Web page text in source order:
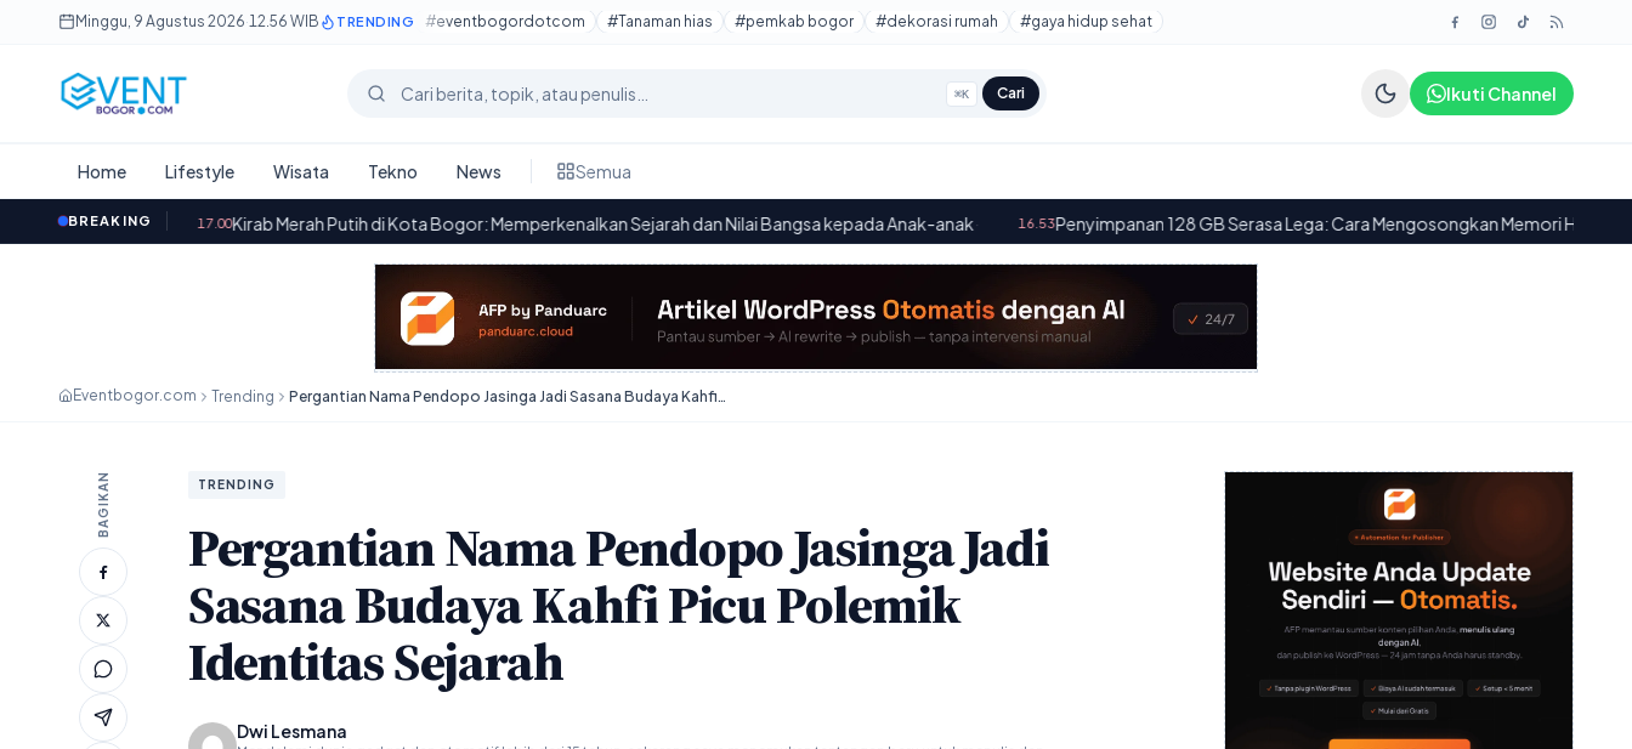
Lewati ke konten utama
Minggu, 9 Agustus 2026·12.56 WIB TRENDING #eventbogordotcom #Tanaman hias #pemkab bogor #dekorasi rumah #gaya hidup sehat
Cari berita ⌘K Cari Ikuti Channel
Home Lifestyle Wisata Tekno News Semua
BREAKING
17.00Kirab Merah Putih di Kota Bogor: Memperkenalkan Sejarah dan Nilai Bangsa kepada Anak-anak· 16.53Penyimpanan 128 GB Serasa Lega: Cara Mengosongkan Memori HP yang Penuh dengan
Eventbogor.com Trending Pergantian Nama Pendopo Jasinga Jadi Sasana Budaya Kahfi Picu Polemik Identitas Sejarah
BAGIKAN TRENDING
Pergantian Nama Pendopo Jasinga Jadi
Sasana Budaya Kahfi Picu Polemik
Identitas Sejarah
Dwi Lesmana